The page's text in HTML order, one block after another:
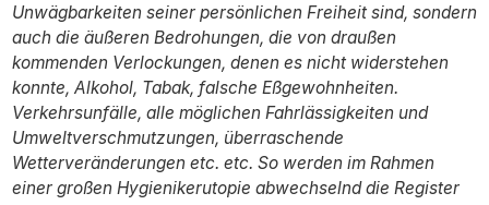
Unwägbarkeiten seiner persönlichen Freiheit sind, sondern
auch die äußeren Bedrohungen, die von draußen
kommenden Verlockungen, denen es nicht widerstehen
konnte, Alkohol, Tabak, falsche Eßgewohnheiten.
Verkehrsunfälle, alle möglichen Fahrlässigkeiten und
Umweltverschmutzungen, überraschende
Wetterveränderungen etc. etc. So werden im Rahmen
einer großen Hygienikerutopie abwechselnd die Register